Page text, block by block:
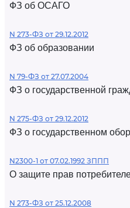
ФЗ об ОСАГО
N 273-ФЗ от 29.12.2012
ФЗ об образовании
N 79-ФЗ от 27.07.2004
ФЗ о государственной
N 275-ФЗ от 29.12.2012
ФЗ о государственном
N2300-1 от 07.02.1992 ЗППП
О защите прав
N 273-ФЗ от 25.12.2008